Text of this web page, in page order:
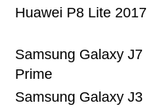
Samsung Galaxy J3
Samsung Galaxy J7
Prime
Huawei P8 Lite 2017